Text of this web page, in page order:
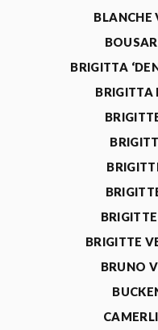
BLANCHE
BRIGITTA
BRIGITTA
BRIGITTE
BRUNO